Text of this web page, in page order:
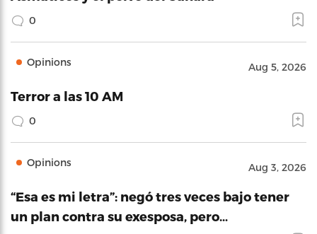
0
Opinions Aug 5, 2026
Terror a las 10 AM
0
Opinions Aug 3, 2026
“Esa es mi letra”: negó tres veces bajo tener
un plan contra su exesposa, pero…